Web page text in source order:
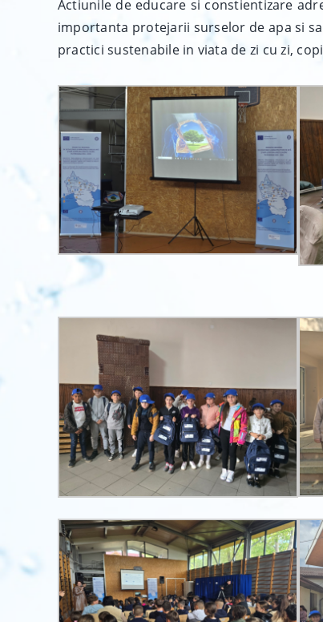
Actiunile de educare si constientizare
importanta protejarii surselor de apa si
practici sustenabile in viata de zi cu zi,